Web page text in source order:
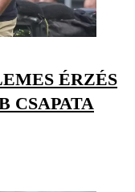
ÉRZÉS
CSAPATA